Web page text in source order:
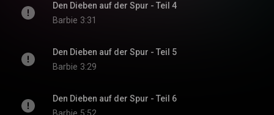
Den Dieben auf der Spur - Teil 4
Barbie 3:31
Den Dieben auf der Spur - Teil 5
Barbie 3:29
Den Dieben auf der Spur - Teil 6